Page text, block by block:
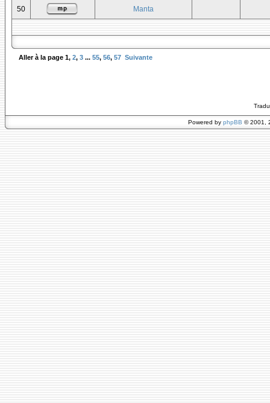
50 Manta
Aller à la page 1, 2, 3 ... 55, 56, 57 Suivante
Powered by phpBB © 2001,